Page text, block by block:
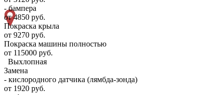
- бампера
от 4850 руб.
Покраска крыла
от 9270 руб.
Покраска машины полностью
от 115000 руб.
Выхлопная
Замена
- кислородного датчика (лямбда-зонда)
от 1920 руб.